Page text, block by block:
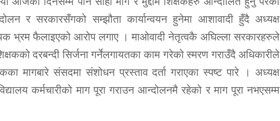
र सरकारसँगको सम्झौता कार्यान्वयन हुनेमा आशावादी हुँदै अध्यक्ष
भ्रम फैलाइएको आरोप लगाए । माओवादी नेतृत्वकै अघिल्ला सरकारहरुले
दरबन्दी सिर्जना गर्नेलगायतका काम गरेको स्मरण गराउँदै अधिकारीले
मागबारे संसदमा संशोधन प्रस्ताव दर्ता गराएका स्पष्ट पारे । अध्यक्ष
कर्मचारीको माग पूरा गराउन आन्दोलनमै रहेको र माग पूरा नभएसम्म